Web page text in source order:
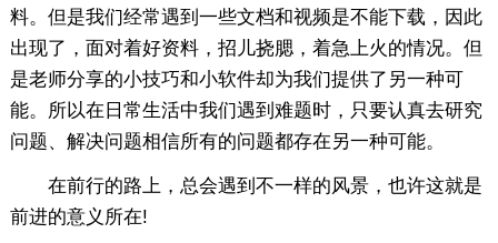
料。但是我们经常遇到一些文档和视频是不能下载，因此
出现了，面对着好资料，招儿挠腮，着急上火的情况。但
是老师分享的小技巧和小软件却为我们提供了另一种可
能。所以在日常生活中我们遇到难题时，只要认真去研究
问题、解决问题相信所有的问题都存在另一种可能。
在前行的路上，总会遇到不一样的风景，也许这就是
前进的意义所在!